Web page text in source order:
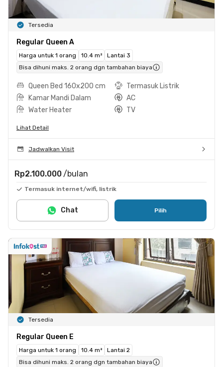
Tersedia
Regular Queen A
Harga untuk 1 orang 10.4 m²
Lantai 3
Bisa dihuni maks. 2 orang dgn tambahan biaya
Queen Bed 160x200 cm
Termasuk Listrik
Kamar Mandi Dalam
AC
Water Heater
TV
Lihat Detail
Jadwalkan Visit
Rp2.100.000 /bulan
Termasuk internet/wifi, listrik
Pilih
Chat
Tersedia
Regular Queen E
Harga untuk 1 orang 10.4 m²
Lantai 2
Bisa dihuni maks. 2 orang dgn tambahan biaya